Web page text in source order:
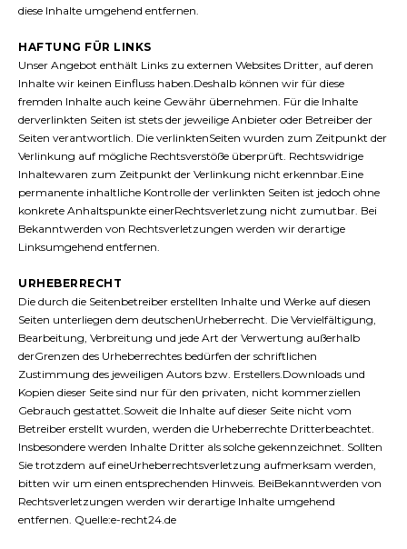
diese Inhalte umgehend entfernen.
HAFTUNG FÜR LINKS
Unser Angebot enthält Links zu externen Websites Dritter, auf deren
Inhalte wir keinen Einfluss haben.Deshalb können wir für diese
fremden Inhalte auch keine Gewähr übernehmen. Für die Inhalte
derverlinkten Seiten ist stets der jeweilige Anbieter oder Betreiber der
Seiten verantwortlich. Die verlinktenSeiten wurden zum Zeitpunkt der
Verlinkung auf mögliche Rechtsverstöße überprüft. Rechtswidrige
Inhaltewaren zum Zeitpunkt der Verlinkung nicht erkennbar.Eine
permanente inhaltliche Kontrolle der verlinkten Seiten ist jedoch ohne
konkrete Anhaltspunkte einerRechtsverletzung nicht zumutbar. Bei
Bekanntwerden von Rechtsverletzungen werden wir derartige
Linksumgehend entfernen.
URHEBERRECHT
Die durch die Seitenbetreiber erstellten Inhalte und Werke auf diesen
Seiten unterliegen dem deutschenUrheberrecht. Die Vervielfältigung,
Bearbeitung, Verbreitung und jede Art der Verwertung außerhalb
derGrenzen des Urheberrechtes bedürfen der schriftlichen
Zustimmung des jeweiligen Autors bzw. Erstellers.Downloads und
Kopien dieser Seite sind nur für den privaten, nicht kommerziellen
Gebrauch gestattet.Soweit die Inhalte auf dieser Seite nicht vom
Betreiber erstellt wurden, werden die Urheberrechte Dritterbeachtet.
Insbesondere werden Inhalte Dritter als solche gekennzeichnet. Sollten
Sie trotzdem auf eineUrheberrechtsverletzung aufmerksam werden,
bitten wir um einen entsprechenden Hinweis. BeiBekanntwerden von
Rechtsverletzungen werden wir derartige Inhalte umgehend
entfernen. Quelle:e-recht24.de